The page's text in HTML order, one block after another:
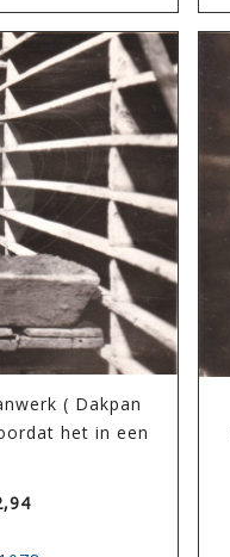
( Dakpan
het in een